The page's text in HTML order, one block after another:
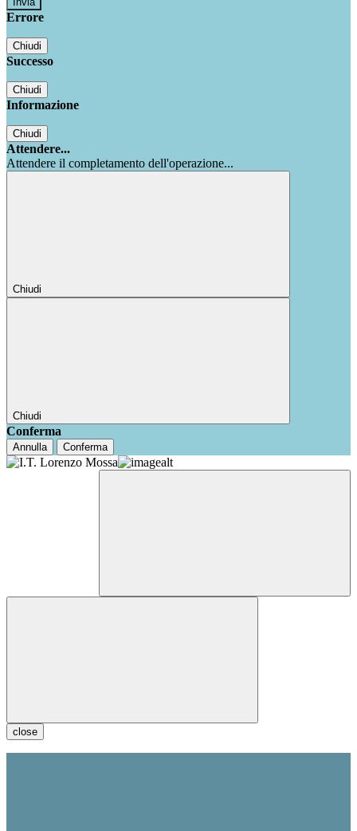
Errore
Chiudi
Successo
Chiudi
Informazione
Chiudi
Attendere...
Attendere il completamento dell'operazione...
Chiudi
Chiudi
Conferma
Annulla Conferma
close